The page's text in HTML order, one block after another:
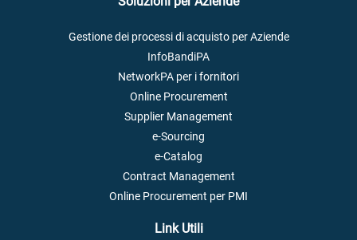
Gestione dei processi di acquisto per Aziende
InfoBandiPA
NetworkPA per i fornitori
Online Procurement
Supplier Management
e-Sourcing
e-Catalog
Contract Management
Online Procurement per PMI
Link Utili